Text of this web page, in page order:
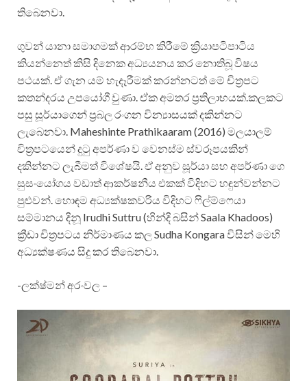
තිබෙනවා.
ගුවන්‍ යානා සමාගමක් ආරම්භ කිරීමේ ක්‍රියාපටිපාටිය
කියන්නෙත් කිසි දිනෙක අධ්‍යයනය කර නොතිබූ විෂය
පථයක්. ඒ ගැන යම් හැදෑරීමක් කරන්නටත් මේ චිත්‍රපට
කතන්දරය උපයෝගී වුණා. ඒක අමතර ප්‍රතිලාභයක්.කලකට
පසු සූර්යාගෙන් ප්‍රබල රංගන වින්‍යාසයක් දකින්නට
ලැබෙනවා. Maheshinte Prathikaaram (2016) මලයාලම්
චිත්‍රපටයෙන් දුටු අපර්ණා ව වෙනස්ම ස්වරූපයකින්
දකින්නට ලැබීමත් විශේෂයි. ඒ අනුව සූර්යා සහ අපර්ණා ගෙ
සුසංයෝගය වඩාත් ආකර්ෂනීය එකක් විදිහට හඳුන්වන්නට
පුළුවන්. හොඳම අධ්‍යක්ෂකවරිය විදිහට ෆිල්ම්ෆෙයා
සම්මානය දිනූ Irudhi Suttru (හින්දි බසින් Saala Khadoos)
ක්‍රීඩා චිත්‍රපටය නිර්මාණය කල Sudha Kongara විසින් මෙහි
අධ්‍යක්ෂණය සිදු කර තිබෙනවා.
-ලක්ෂ්මන් අරංවල –